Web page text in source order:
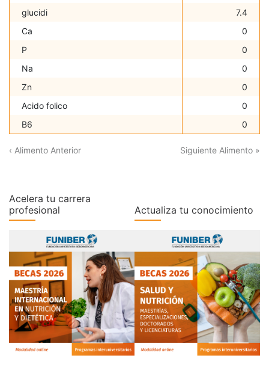
glucidi
7.4
Ca
0
P
0
Na
0
Zn
0
Acido folico
0
B6
0
‹ Alimento Anterior Siguiente Alimento »
Acelera tu carrera
profesional
Actualiza tu conocimiento